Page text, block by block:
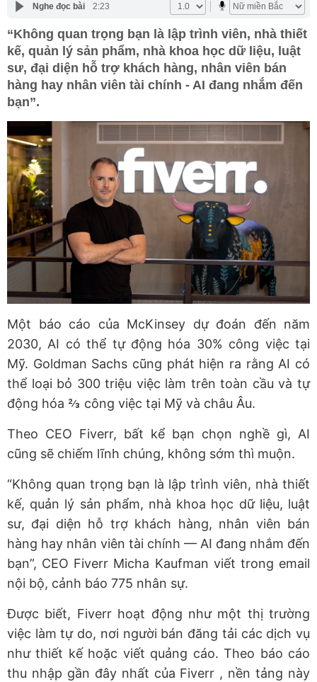
Nghe đọc bài 2:23
“Không quan trọng bạn là lập trình viên, nhà thiết
kế, quản lý sản phẩm, nhà khoa học dữ liệu, luật
sư, đại diện hỗ trợ khách hàng, nhân viên bán
hàng hay nhân viên tài chính - AI đang nhắm đến
bạn”.
Một báo cáo của McKinsey dự đoán đến năm
2030, AI có thể tự động hóa 30% công việc tại
Mỹ. Goldman Sachs cũng phát hiện ra rằng AI có
thể loại bỏ 300 triệu việc làm trên toàn cầu và tự
động hóa ⅔ công việc tại Mỹ và châu Âu.
Theo CEO Fiverr, bất kể bạn chọn nghề gì, AI
cũng sẽ chiếm lĩnh chúng, không sớm thì muộn.
“Không quan trọng bạn là lập trình viên, nhà thiết
kế, quản lý sản phẩm, nhà khoa học dữ liệu, luật
sư, đại diện hỗ trợ khách hàng, nhân viên bán
hàng hay nhân viên tài chính — AI đang nhắm đến
bạn”, CEO Fiverr Micha Kaufman viết trong email
nội bộ, cảnh báo 775 nhân sự.
Được biết, Fiverr hoạt động như một thị trường
việc làm tự do, nơi người bán đăng tải các dịch vụ
như thiết kế hoặc viết quảng cáo. Theo báo cáo
thu nhập gần đây nhất của Fiverr , nền tảng này